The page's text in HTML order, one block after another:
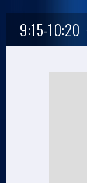
9:15-10:20